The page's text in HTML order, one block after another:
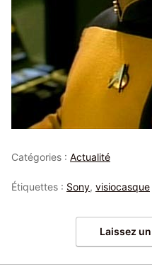
Catégories : Actualité
Étiquettes : Sony, visiocasque
Laissez